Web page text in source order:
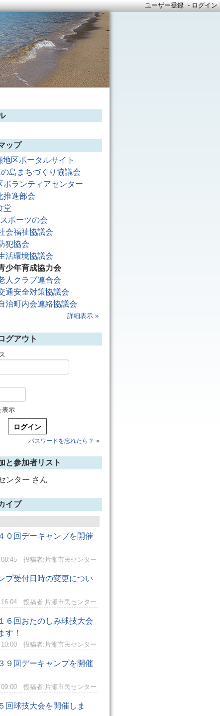
ユーザー登録 -ログイン
ップ
地区ポータルサイト
島まちづくり協議会
ボランティアセンター
推進部会
堂
ポーツの会
会福祉協議会
犯協会
活環境協議会
少年育成協力会
人クラブ連合会
通安全対策協議会
治町内会連絡協議会
詳細表示 »
グアウト
表示
パスワードを忘れたら？ »
と参加者リスト
ンター さん
イブ
回デーキャンプを開催
投稿者:片瀬市民センター
プ受付日時の変更につい
投稿者:片瀬市民センター
６回おたのしみ球技大会
す！
投稿者:片瀬市民センター
回デーキャンプを開催
投稿者:片瀬市民センター
回球技大会を開催しま